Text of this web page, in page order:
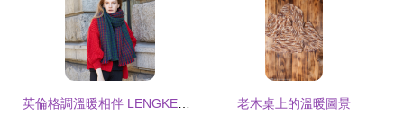
老木桌上的溫暖圖景